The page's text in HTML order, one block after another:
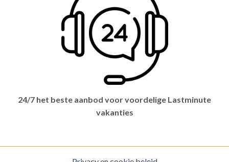
24/7 het beste aanbod voor voordelige Lastminute
vakanties